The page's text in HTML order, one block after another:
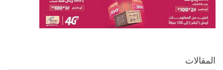
المقالات